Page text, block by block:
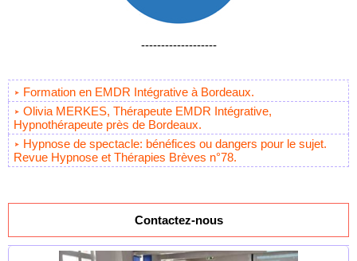
-------------------
Formation en EMDR Intégrative à Bordeaux.
Olivia MERKES, Thérapeute EMDR Intégrative,
Hypnothérapeute près de Bordeaux.
Hypnose de spectacle: bénéfices ou dangers pour le sujet.
Revue Hypnose et Thérapies Brèves n°78.
Contactez-nous